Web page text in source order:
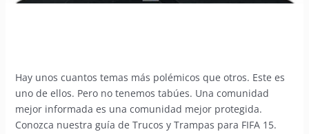
Hay unos cuantos temas más polémicos que otros. Este es
uno de ellos. Pero no tenemos tabúes. Una comunidad
mejor informada es una comunidad mejor protegida.
Conozca nuestra guía de Trucos y Trampas para FIFA 15.